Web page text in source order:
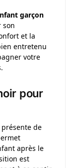
garçon
son
et la
entretenu
votre
pour
présente de
après le
est